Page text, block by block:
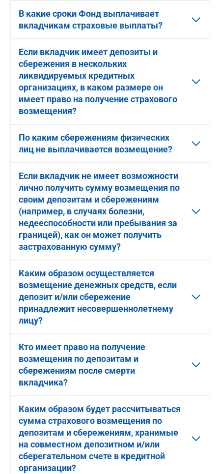
В какие сроки Фонд выплачивает
вкладчикам страховые выплаты?
Если вкладчик имеет депозиты и
сбережения в нескольких
ликвидируемых кредитных
организациях, в каком размере он
имеет право на получение страхового
возмещения?
По каким сбережениям физических
лиц не выплачивается возмещение?
Если вкладчик не имеет возможности
лично получить сумму возмещения по
своим депозитам и сбережениям
(например, в случаях болезни,
недееспособности или пребывания за
границей), как он может получить
застрахованную сумму?
Каким образом осуществляется
возмещение денежных средств, если
депозит и/или сбережение
принадлежит несовершеннолетнему
лицу?
Кто имеет право на получение
возмещения по депозитам и
сбережениям после смерти
вкладчика?
Каким образом будет рассчитываться
сумма страхового возмещения по
депозитам и сбережениям, хранимые
на совместном депозитном и/или
сберегательном счете в кредитной
организации?